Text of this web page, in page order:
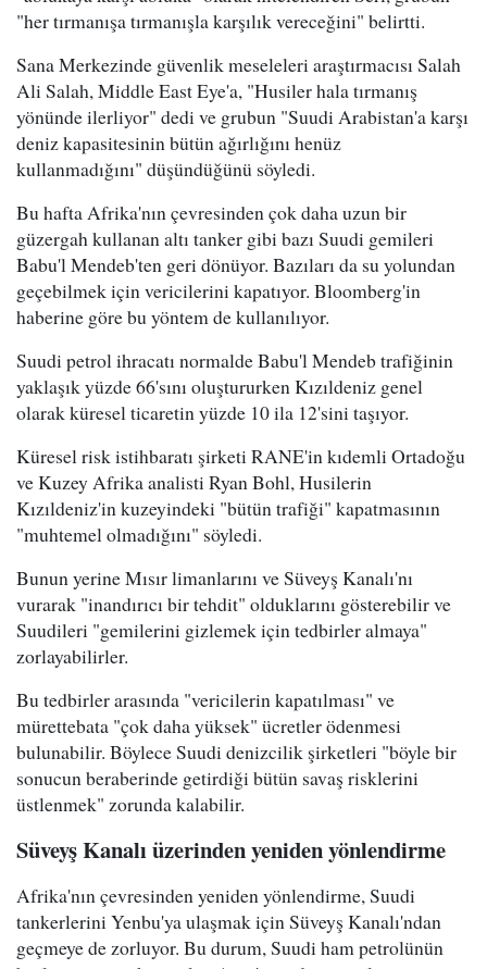
"her tırmanışa tırmanışla karşılık vereceğini" belirtti.
Sana Merkezinde güvenlik meseleleri araştırmacısı Salah
Ali Salah, Middle East Eye'a, "Husiler hala tırmanış
yönünde ilerliyor" dedi ve grubun "Suudi Arabistan'a karşı
deniz kapasitesinin bütün ağırlığını henüz
kullanmadığını" düşündüğünü söyledi.
Bu hafta Afrika'nın çevresinden çok daha uzun bir
güzergah kullanan altı tanker gibi bazı Suudi gemileri
Babu'l Mendeb'ten geri dönüyor. Bazıları da su yolundan
geçebilmek için vericilerini kapatıyor. Bloomberg'in
haberine göre bu yöntem de kullanılıyor.
Suudi petrol ihracatı normalde Babu'l Mendeb trafiğinin
yaklaşık yüzde 66'sını oluştururken Kızıldeniz genel
olarak küresel ticaretin yüzde 10 ila 12'sini taşıyor.
Küresel risk istihbaratı şirketi RANE'in kıdemli Ortadoğu
ve Kuzey Afrika analisti Ryan Bohl, Husilerin
Kızıldeniz'in kuzeyindeki "bütün trafiği" kapatmasının
"muhtemel olmadığını" söyledi.
Bunun yerine Mısır limanlarını ve Süveyş Kanalı'nı
vurarak "inandırıcı bir tehdit" olduklarını gösterebilir ve
Suudileri "gemilerini gizlemek için tedbirler almaya"
zorlayabilirler.
Bu tedbirler arasında "vericilerin kapatılması" ve
mürettebata "çok daha yüksek" ücretler ödenmesi
bulunabilir. Böylece Suudi denizcilik şirketleri "böyle bir
sonucun beraberinde getirdiği bütün savaş risklerini
üstlenmek" zorunda kalabilir.
Süveyş Kanalı üzerinden yeniden yönlendirme
Afrika'nın çevresinden yeniden yönlendirme, Suudi
tankerlerini Yenbu'ya ulaşmak için Süveyş Kanalı'ndan
geçmeye de zorluyor. Bu durum, Suudi ham petrolünün